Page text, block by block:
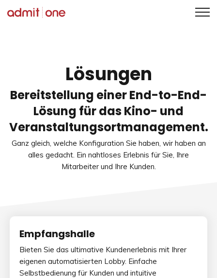
Lösungen
Bereitstellung einer End-to-End-
Lösung für das Kino- und
Veranstaltungsortmanagement.
Ganz gleich, welche Konfiguration Sie haben, wir haben an
alles gedacht. Ein nahtloses Erlebnis für Sie, Ihre
Mitarbeiter und Ihre Kunden.
Empfangshalle
Bieten Sie das ultimative Kundenerlebnis mit Ihrer
eigenen automatisierten Lobby. Einfache
Selbstbedienung für Kunden und intuitive